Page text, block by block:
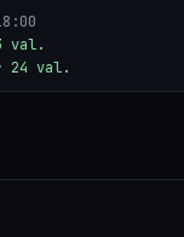
val.
24 val.